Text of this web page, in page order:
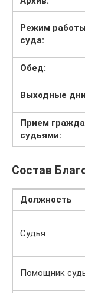
Режим работы
суда:
Обед:
Выходные
Прием
судьями:
Состав
Должность
Судья
Помощник